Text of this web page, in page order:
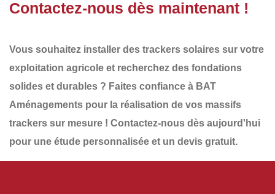
Contactez-nous dès maintenant !
Vous souhaitez installer des trackers solaires sur votre
exploitation agricole et recherchez des fondations
solides et durables ? Faites confiance à BAT
Aménagements pour la réalisation de vos massifs
trackers sur mesure ! Contactez-nous dès aujourd'hui
pour une étude personnalisée et un devis gratuit.